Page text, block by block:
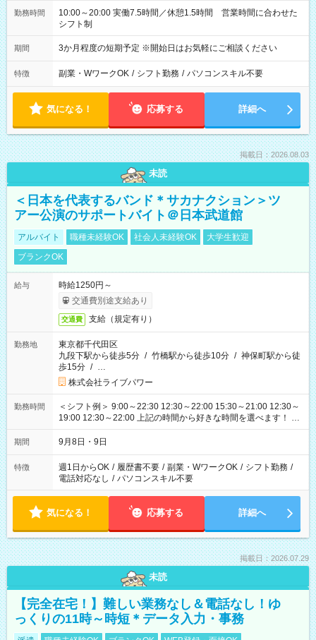
勤務時間
10:00～20:00 実働7.5時間／休憩1.5時間 営業時間に合わせた
シフト制
期間 3か月程度の短期予定 ※開始日はお気軽にご相談ください
特徴 副業・WワークOK / シフト勤務 / パソコンスキル不要
気になる！ 応募する 詳細へ
掲載日：2026.08.03
未読
＜日本を代表するバンド＊サカナクション＞ツ
アー公演のサポートバイト＠日本武道館
アルバイト 職種未経験OK 社会人未経験OK
大学生歓迎
ブランクOK
給与
時給1250円～
交通費別途支給あり
交通費 支給（規定有り）
勤務地
東京都千代田区
九段下駅から徒歩5分 / 竹橋駅から徒歩10分 / 神保町駅から徒
歩15分 / …
株式会社ライブパワー
勤務時間
＜シフト例＞ 9:00～22:30 12:30～22:00 15:30～21:00 12:30～
19:00 12:30～22:00 上記の時間から好きな時間を選べます！ ※
時間は変更となる可能性があります
期間 9月8日・9日
特徴 週1日からOK / 履歴書不要 / 副業・WワークOK / シフト勤務 /
電話対応なし / パソコンスキル不要
気になる！ 応募する 詳細へ
掲載日：2026.07.29
未読
【完全在宅！】難しい業務なし＆電話なし！ゆ
っくりの11時～時短＊データ入力・事務